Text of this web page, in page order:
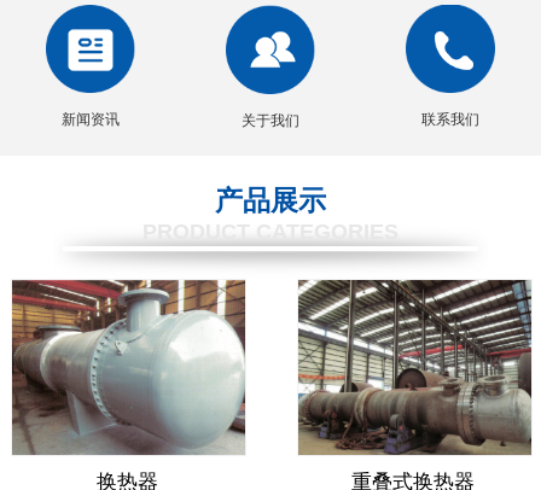
新闻资讯 关于我们 联系我们
产品展示
PRODUCT CATEGORIES
换热器 重叠式换热器